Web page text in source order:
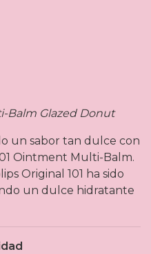
Balm Glazed Donut
un sabor tan dulce con
Ointment Multi-Balm.
Original 101 ha sido
un dulce hidratante